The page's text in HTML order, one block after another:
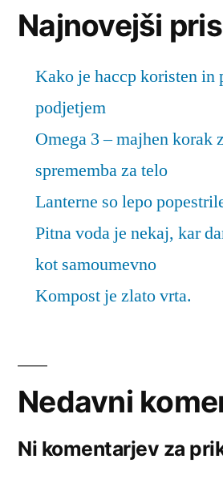
Najnovejši
Kako je haccp koristen in
podjetjem
Omega 3 – majhen korak
sprememba za telo
Lanterne so lepo
Pitna voda je nekaj, kar
kot samoumevno
Kompost je zlato vrta.
Nedavni
Ni komentarjev za